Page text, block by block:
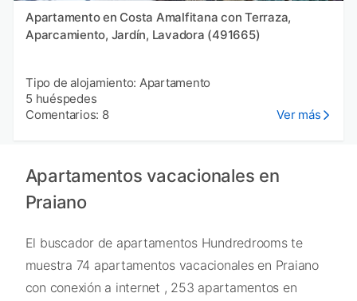
Apartamento en Costa Amalfitana con Terraza,
Aparcamiento, Jardín, Lavadora (491665)
Tipo de alojamiento: Apartamento
5 huéspedes
Comentarios: 8
Ver más
Apartamentos vacacionales en
Praiano
El buscador de apartamentos Hundredrooms te
muestra 74 apartamentos vacacionales en Praiano
con conexión a internet , 253 apartamentos en